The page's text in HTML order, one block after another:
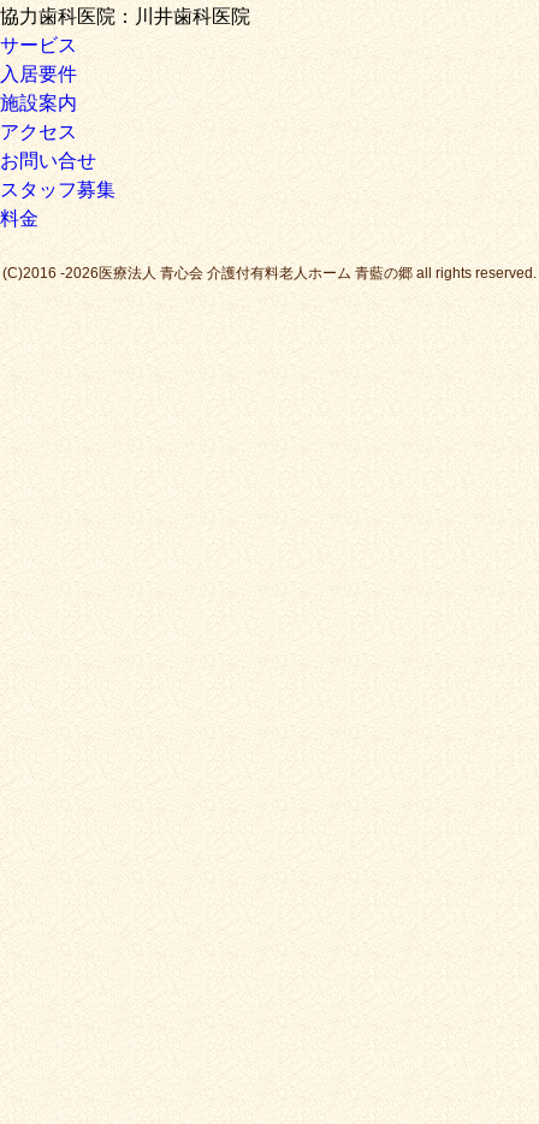
協力歯科医院：川井歯科医院
サービス
入居要件
施設案内
アクセス
お問い合せ
スタッフ募集
料金
(C)2016 -2026医療法人 青心会 介護付有料老人ホーム 青藍の郷 all rights reserved.